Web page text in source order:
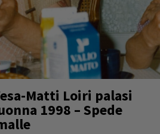
Matti Loiri palasi
1998 – Spede